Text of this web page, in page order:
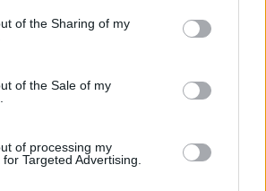
of the Sharing of my
of the Sale of my
of processing my
Targeted Advertising.
στρατηγός του Τραμπ
από το Ιράν
«Το Ορμούζ θα ανοίξει
τους όρους του Ιράν»
το κόμμα Καρυστιανού: Αποχωρεί
– Καταγγέλει αυθαιρεσία και